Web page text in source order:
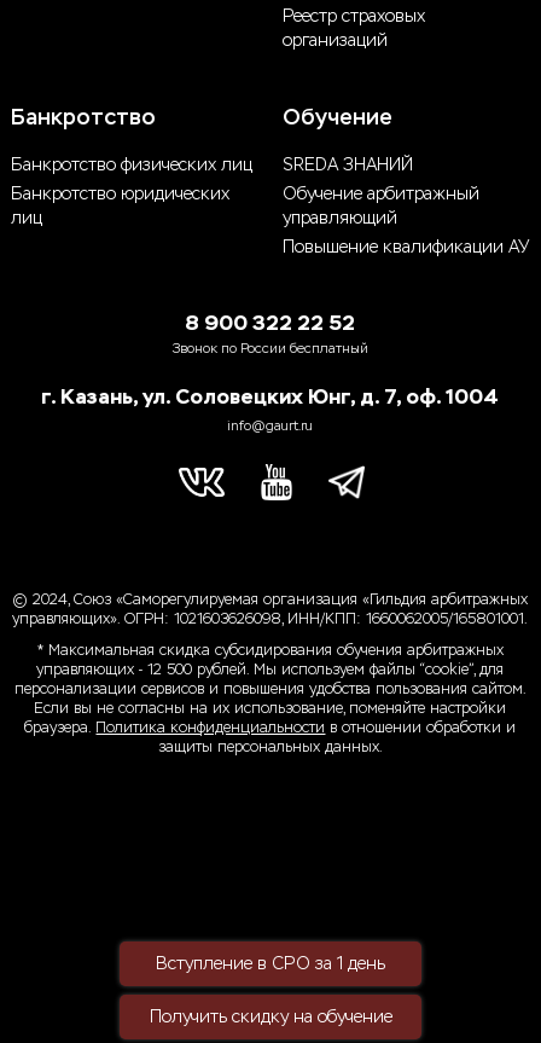
Реестр страховых
организаций
Банкротство
Банкротство физических лиц
Банкротство юридических
лиц
Обучение
SREDA ЗНАНИЙ
Обучение арбитражный
управляющий
Повышение квалификации АУ
8 900 322 22 52
Звонок по России бесплатный
г. Казань, ул. Соловецких Юнг, д. 7, оф. 1004
info@gaurt.ru
© 2024, Союз «Саморегулируемая организация «Гильдия арбитражных
управляющих». ОГРН: 1021603626098, ИНН/КПП: 1660062005/165801001.
* Максимальная скидка субсидирования обучения арбитражных
управляющих - 12 500 рублей. Мы используем файлы “cookie”, для
персонализации сервисов и повышения удобства пользования сайтом.
Если вы не согласны на их использование, поменяйте настройки
браузера. Политика конфиденциальности в отношении обработки и
защиты персональных данных.
Вступление в СРО за 1 день
Получить скидку на обучение